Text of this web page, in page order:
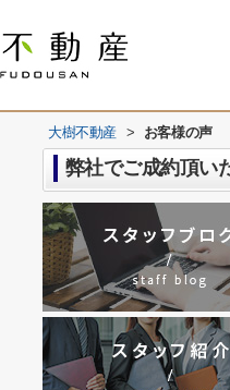
大樹不動産 > お客様の声
弊社でご成約頂い